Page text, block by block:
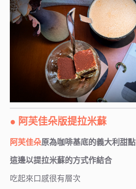
● 阿芙佳朵版提拉米蘇
阿芙佳朵原為咖啡基底的義大利甜點
這邊以提拉米蘇的方式作結合
吃起來口感很有層次